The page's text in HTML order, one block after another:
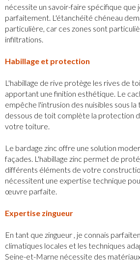
nécessite un savoir-faire spécifique que
parfaitement. L'étanchéité chéneau
particulière, car ces zones sont
infiltrations.
Habillage et protection
L'habillage de rive protège les rives de
apportant une finition esthétique. Le
empêche l'intrusion des nuisibles sous
dessous de toit complète la protection
votre toiture.
Le bardage zinc offre une solution
façades. L'habillage zinc permet de
différents éléments de votre
nécessitent une expertise technique
œuvre parfaite.
Expertise zingueur
En tant que zingueur , je connais
climatiques locales et les techniques
Seine-et-Marne nécessite des